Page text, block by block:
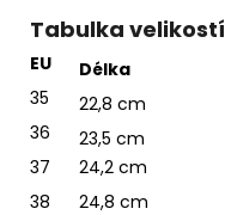
Tabulka velikostí
EU Délka
35
22,8 cm
36
23,5 cm
37
24,2 cm
38
24,8 cm